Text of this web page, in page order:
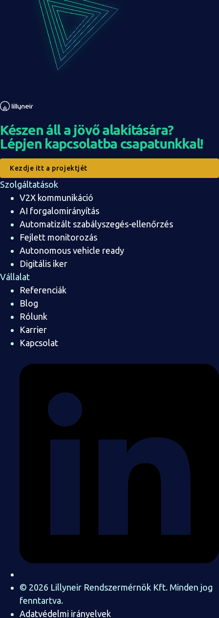
Készen áll a jövő alakítására?
Lépjen kapcsolatba csapatunkkal!
Kezdje itt a projektjét
Szolgáltatások
V2X kommunikáció
AI forgalomirányítás
Automatizált szabályszegés-ellenőrzés
Fejlett monitorozás
Autonomous vehicle ready
Digitális iker
Vállalat
Referenciák
Blog
Rólunk
Karrier
Kapcsolat
© 2026 Lillyneir Rendszermérnök Kft. Minden jog
fenntartva.
Adatvédelmi irányelvek